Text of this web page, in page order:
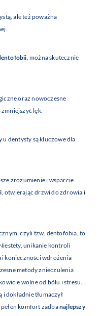
ale też poważna
, można skutecznie
oraz nowoczesne
lęk.
dentysty są kluczowe dla
zrozumienie i wsparcie
, otwierając drzwi do zdrowia i
czyli tzw. dentofobia, to
unikanie kontroli
i konieczności wdrożenia
metody znieczulenia
wolne od bólu i stresu.
i dokładnie tłumaczył
komfort zadbanajlepszy